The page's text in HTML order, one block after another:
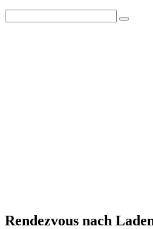
for:
Search
Rendezvous nach